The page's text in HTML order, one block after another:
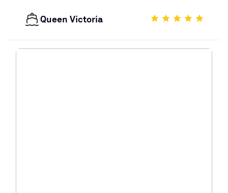
Queen Victoria